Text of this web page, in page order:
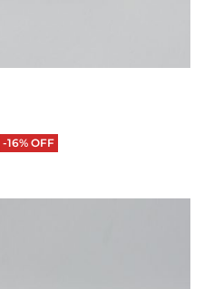
-16% OFF